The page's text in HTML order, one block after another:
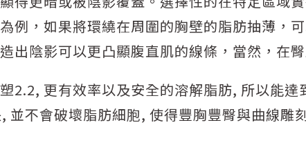
例，如果將環繞在周圍的胸壁的脂肪抽薄，
出陰影可以更凸顯腹直肌的線條，當然，在
2.2, 更有效率以及安全的溶解脂肪, 所以能
並不會破壞脂肪細胞, 使得豐胸豐臀與曲線雕